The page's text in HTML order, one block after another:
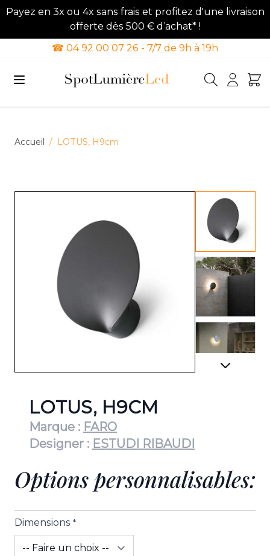
Payez en 3x ou 4x sans frais et profitez d'une livraison
offerte dès 500 € d’achat* !
☎ 04 92 00 07 26 - 7/7 de 9h à 19h
Accueil / LOTUS, H9cm
View
View
View
LOTUS, H9CM
Marque : FARO
Designer : ESTUDI RIBAUDI
Options personnalisables:
Dimensions *